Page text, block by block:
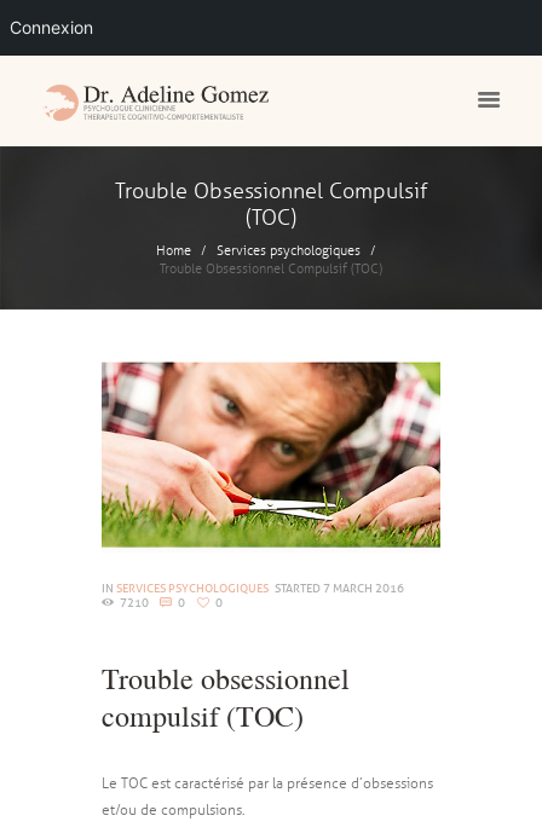
Trouble Obsessionnel Compulsif
(TOC)
Home
Services psychologiques
Trouble Obsessionnel Compulsif (TOC)
IN SERVICES PSYCHOLOGIQUES STARTED7 MARCH 2016
7210
0 0
Trouble obsessionnel
compulsif (TOC)
Le TOC est caractérisé par la présence d’obsessions
et/ou de compulsions.
Connexion